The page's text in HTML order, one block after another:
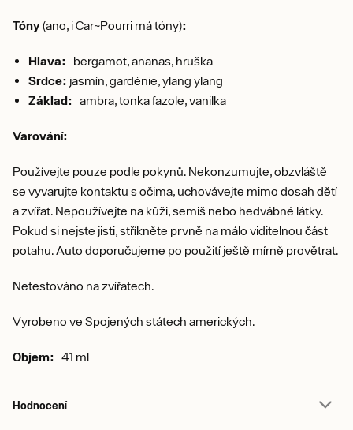
Tóny(ano, i Car~Pourri má tóny):
Hlava: bergamot, ananas, hruška
Srdce: jasmín, gardénie, ylang ylang
Základ: ambra, tonka fazole, vanilka
Varování:
Používejte pouze podle pokynů. Nekonzumujte, obzvláště
se vyvarujte kontaktu s očima, uchovávejte mimo dosah dětí
a zvířat. Nepoužívejte na kůži, semiš nebo hedvábné látky.
Pokud si nejste jisti, stříkněte prvně na málo viditelnou část
potahu. Auto doporučujeme po použití ještě mírně provětrat.
Netestováno na zvířatech.
Vyrobeno ve Spojených státech amerických.
Objem: 41 ml
Hodnocení